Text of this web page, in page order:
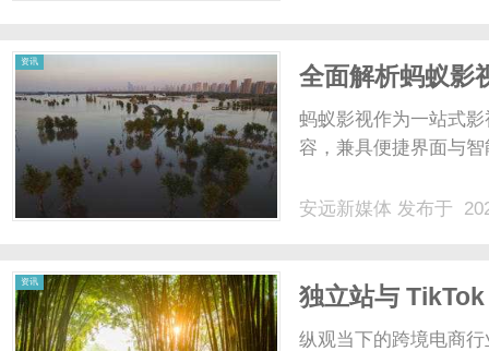
资讯
全面解析蚂蚁影
蚂蚁影视作为一站式
容，兼具便捷界面与
安远新媒体 发布于
资讯
独立站与
一盘棋管理？
纵观当下的跨境电商